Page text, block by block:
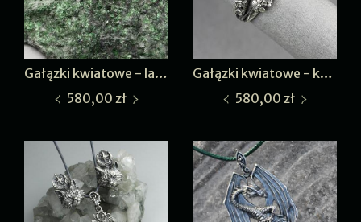
Gałązki kwiatowe - labradoryt III
580,00 zł
Gałązki kwiatowe - kamień księżycowy II
580,00 zł